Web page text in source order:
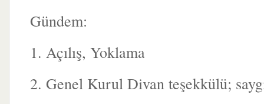
Gündem:
1. Açılış, Yoklama
2. Genel Kurul Divan teşekkülü;